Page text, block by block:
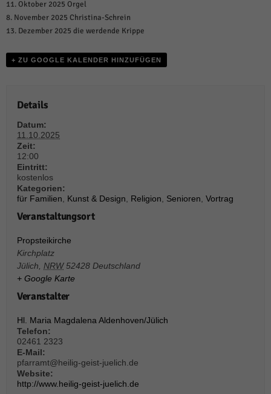
11. Oktober 2025 Orgel
8. November 2025 Christina-Schrein
13. Dezember 2025 die werdende Krippe
+ ZU GOOGLE KALENDER HINZUFÜGEN
Details
Datum:
11.10.2025
Zeit:
12:00
Eintritt:
kostenlos
Kategorien:
für Familien, Kunst & Design, Religion, Senioren,Vortrag
Veranstaltungsort
Propsteikirche
Kirchplatz
Jülich, NRW 52428 Deutschland
+ Google Karte
Veranstalter
Hl. Maria Magdalena Aldenhoven/Jülich
Telefon:
02461 2323‬
E-Mail:
pfarramt@heilig-geist-juelich.de
Website:
http://www.heilig-geist-juelich.de
auswählen.
Zurück
Essenzielle Cookies ermöglichen grundlegende Funktionen und sind für die
Statistiken (1)
Statistik Cookies erfassen Informationen anonym. Diese Informationen helfen
uns zu verstehen, wie unsere Besucher unsere Website nutzen.
Cookie-Informationen anzeigen
Marketing-Cookies werden von Drittanbietern oder Publishern verwendet,
um personalisierte Werbung anzuzeigen. Sie tun dies, indem sie Besucher
über Websites hinweg verfolgen.
Inhalte von Videoplattformen und Social-Media-Plattformen werden
standardmäßig blockiert. Wenn Cookies von externen Medien akzeptiert
werden, bedarf der Zugriff auf diese Inhalte keiner manuellen Einwilligung
mehr.
Cookie-Informationen anzeigen